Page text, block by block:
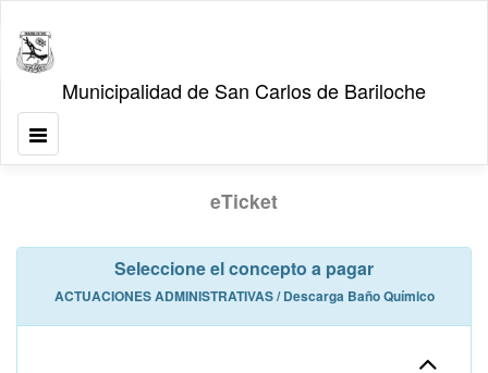
eTicket
Seleccione el concepto a pagar
ACTUACIONES ADMINISTRATIVAS / Descarga Baño Químico